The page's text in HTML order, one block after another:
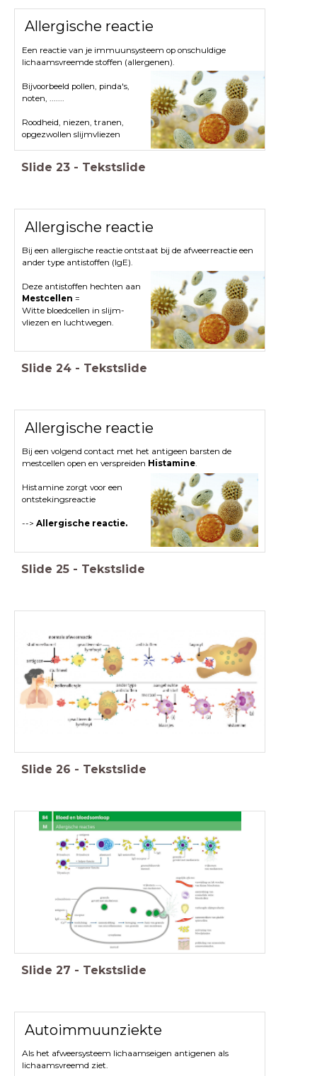
Allergische reactie
Een reactie van je immuunsysteem op onschuldige
lichaamsvreemde stoffen (allergenen).
Bijvoorbeeld pollen, pinda's,
noten, .......
Roodheid, niezen, tranen,
opgezwollen slijmvliezen
Slide 23 - Tekstslide
Allergische reactie
Bij een allergische reactie ontstaat bij de afweerreactie een
ander type antistoffen (IgE).
Deze antistoffen hechten aan
Mestcellen =
Witte bloedcellen in slijm-
vliezen en luchtwegen.
Slide 24 - Tekstslide
Allergische reactie
Bij een volgend contact met het antigeen barsten de
mestcellen open en verspreiden Histamine.
Histamine zorgt voor een
ontstekingsreactie
--> Allergische reactie.
Slide 25 - Tekstslide
Slide 26 - Tekstslide
Slide 27 - Tekstslide
Autoimmuunziekte
Als het afweersysteem lichaamseigen antigenen als
lichaamsvreemd ziet.